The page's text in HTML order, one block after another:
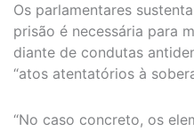
Os parlamentares
prisão é necessária para
diante de condutas
“atos atentatórios à
“No caso concreto, os